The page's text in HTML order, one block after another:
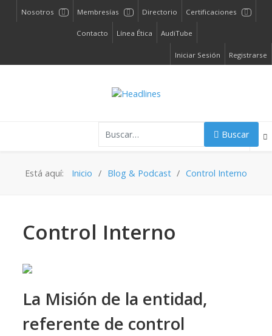
Nosotros Membresías Directorio Certificaciones
Contacto Línea Ética AudiTube
Iniciar Sesión Registrarse
Buscar
Está aquí: Inicio Blog & Podcast Control Interno
Control Interno
La Misión de la entidad,
referente de control